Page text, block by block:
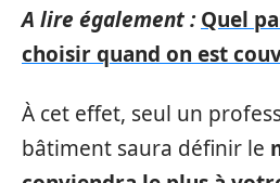
A lire également : Quel
choisir quand on est
À cet effet, seul un
bâtiment saura définir le